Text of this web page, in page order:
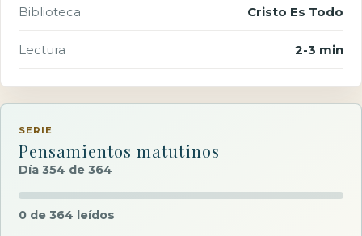
Biblioteca Cristo Es Todo
Lectura 2-3 min
SERIE
Pensamientos matutinos
Día 354 de 364
0 de 364 leídos